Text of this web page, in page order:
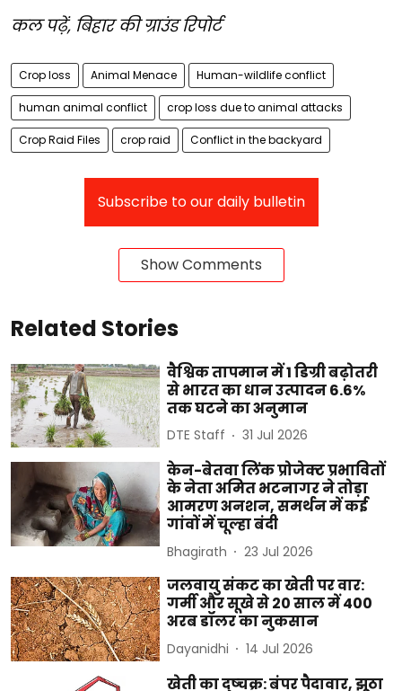
कल पढ़ें, बिहार की ग्राउंड रिपोर्ट
Crop loss Animal Menace Human-wildlife conflict
human animal conflict crop loss due to animal attacks
Crop Raid Files crop raid Conflict in the backyard
Subscribe to our daily bulletin
Show Comments
Related Stories
वैश्विक तापमान में 1 डिग्री बढ़ोतरी
से भारत का धान उत्पादन 6.6%
तक घटने का अनुमान
DTE Staff 31 Jul 2026
केन-बेतवा लिंक प्रोजेक्ट प्रभावितों
के नेता अमित भटनागर ने तोड़ा
आमरण अनशन, समर्थन में कई
गांवों में चूल्हा बंदी
Bhagirath 23 Jul 2026
जलवायु संकट का खेती पर वार:
गर्मी और सूखे से 20 साल में 400
अरब डॉलर का नुकसान
Dayanidhi 14 Jul 2026
खेती का दुष्चक्र: बंपर पैदावार, झूठा